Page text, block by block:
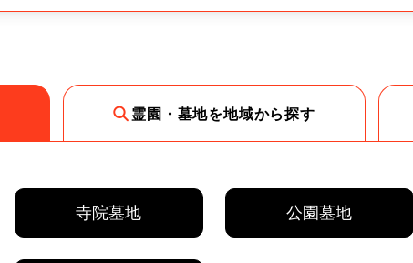
霊園・墓地を地域から探す
寺院墓地 公園墓地